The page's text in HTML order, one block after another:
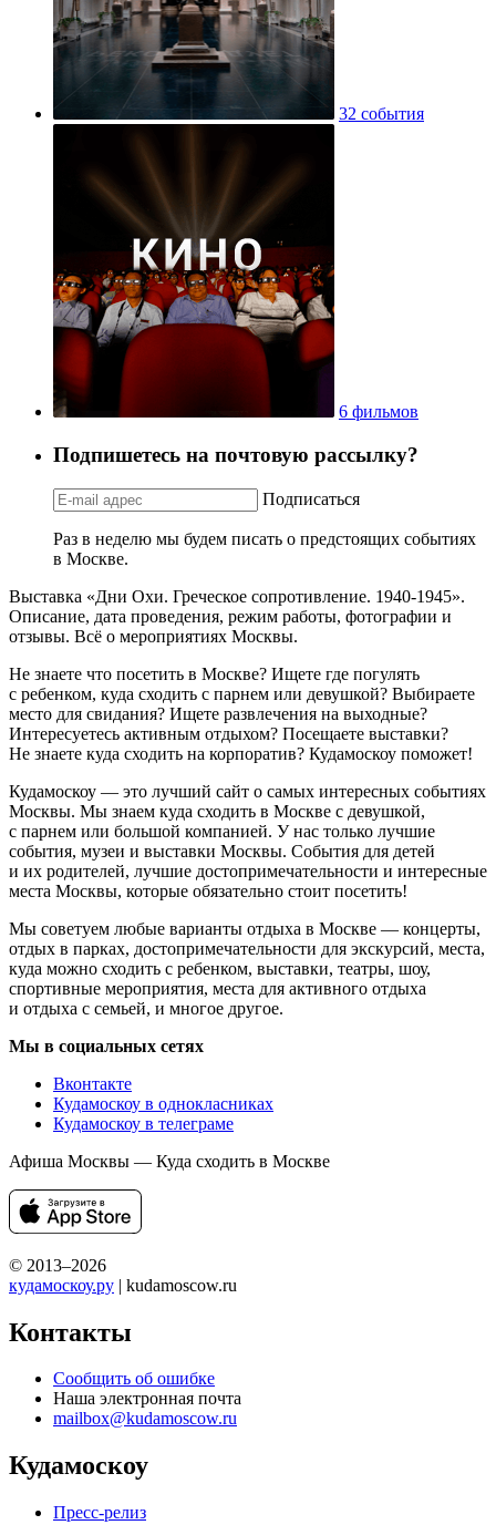
32 события
6 фильмов
Подпишетесь на почтовую рассылку?
Подписаться
Раз в неделю мы будем писать о предстоящих событиях
в Москве.
Выставка «Дни Охи. Греческое сопротивление. 1940-1945».
Описание, дата проведения, режим работы, фотографии и
отзывы. Всё о мероприятиях Москвы.
Не знаете что посетить в Москве? Ищете где погулять
с ребенком, куда сходить с парнем или девушкой? Выбираете
место для свидания? Ищете развлечения на выходные?
Интересуетесь активным отдыхом? Посещаете выставки?
Не знаете куда сходить на корпоратив? Кудамоскоу поможет!
Кудамоскоу — это лучший сайт о самых интересных событиях
Москвы. Мы знаем куда сходить в Москве с девушкой,
с парнем или большой компанией. У нас только лучшие
события, музеи и выставки Москвы. События для детей
и их родителей, лучшие достопримечательности и интересные
места Москвы, которые обязательно стоит посетить!
Мы советуем любые варианты отдыха в Москве — концерты,
отдых в парках, достопримечательности для экскурсий, места,
куда можно сходить с ребенком, выставки, театры, шоу,
спортивные мероприятия, места для активного отдыха
и отдыха с семьей, и многое другое.
Мы в социальных сетях
Вконтакте
Кудамоскоу в однокласниках
Кудамоскоу в телеграме
Афиша Москвы — Куда сходить в Москве
© 2013–2026
кудамоскоу.ру | kudamoscow.ru
Контакты
Сообщить об ошибке
Наша электронная почта
mailbox@kudamoscow.ru
Кудамоскоу
Пресс-релиз